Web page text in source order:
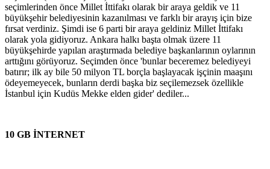
seçimlerinden önce Millet İttifakı olarak bir araya geldik ve 11
büyükşehir belediyesinin kazanılması ve farklı bir arayış için bize
fırsat verdiniz. Şimdi ise 6 parti bir araya geldiniz Millet İttifakı
olarak yola gidiyoruz. Ankara halkı başta olmak üzere 11
büyükşehirde yapılan araştırmada belediye başkanlarının oylarının
arttığını görüyoruz. Seçimden önce 'bunlar beceremez belediyeyi
batırır; ilk ay bile 50 milyon TL borçla başlayacak işçinin maaşını
ödeyemeyecek, bunların derdi başka biz seçilemezsek özellikle
İstanbul için Kudüs Mekke elden gider' dediler...
10 GB İNTERNET